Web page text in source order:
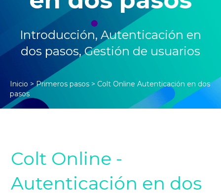
Introducción, Autenticación en
dos pasos,Gestión de usuarios
Inicio >Primeros pasos > Colt Online Autenticación en dos
pasos
Colt Online -
Autenticación en dos